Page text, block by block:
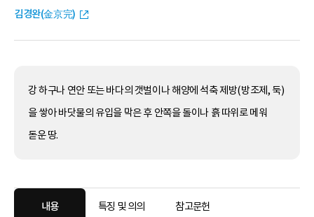
김경완(金京完)
강 하구나 연안 또는 바다의 갯벌이나 해양에 석축 제방(방조제, 둑)
을 쌓아 바닷물의 유입을 막은 후 안쪽을 돌이나 흙 따위로 메워
돋운 땅.
내용 특징 및 의의 참고문헌